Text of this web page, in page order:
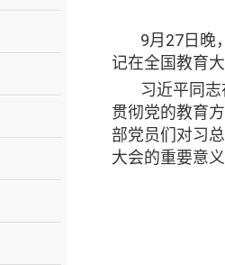
9月 27日晚
记在全国教育
习近平同
贯彻党的教育
部党员们对习
大会的重要意